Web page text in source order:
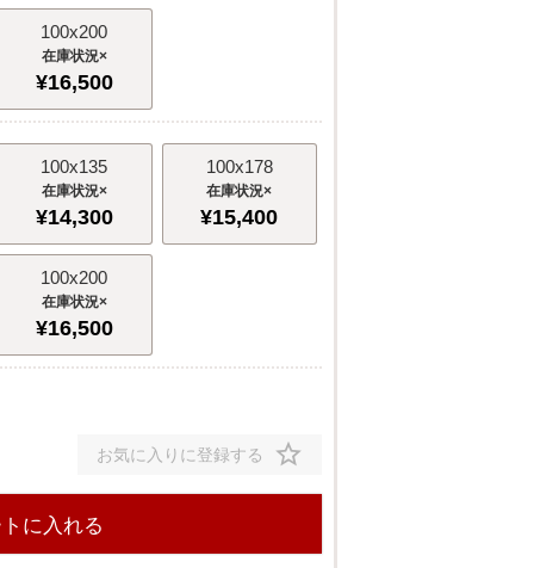
100x200
×
¥16,500
100x135
×
¥14,300
100x178
×
¥15,400
100x200
×
¥16,500
お気に入りに登録する
に入れる